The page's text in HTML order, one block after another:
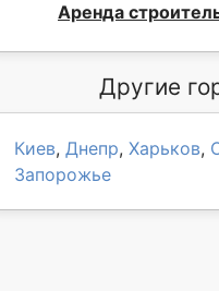
Аренда
Другие
Киев, Днепр, Харьков,
Запорожье